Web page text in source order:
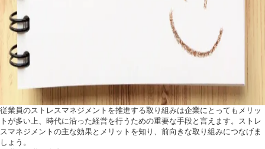
従業員のストレスマネジメントを推進する取り組みは企業にとってもメリッ
トが多い上、時代に沿った経営を行うための重要な手段と言えます。ストレ
スマネジメントの主な効果とメリットを知り、前向きな取り組みにつなげま
しょう。